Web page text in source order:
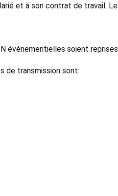
et à son contrat de travail.
soient
de transmission sont: